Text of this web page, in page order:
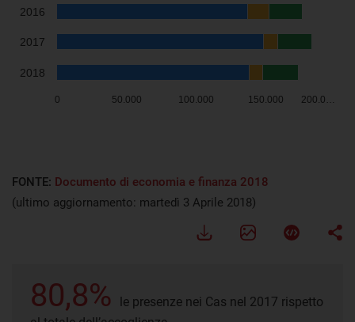
FONTE: Documento di economia e finanza 2018
(ultimo aggiornamento: martedì 3 Aprile 2018)
80,8%
le presenze nei Cas nel 2017 rispetto